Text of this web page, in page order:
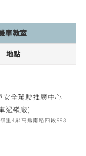
車教室
地點
安全駕駛推廣中心
過嶺廠)
里4鄰高鐵南路四段998